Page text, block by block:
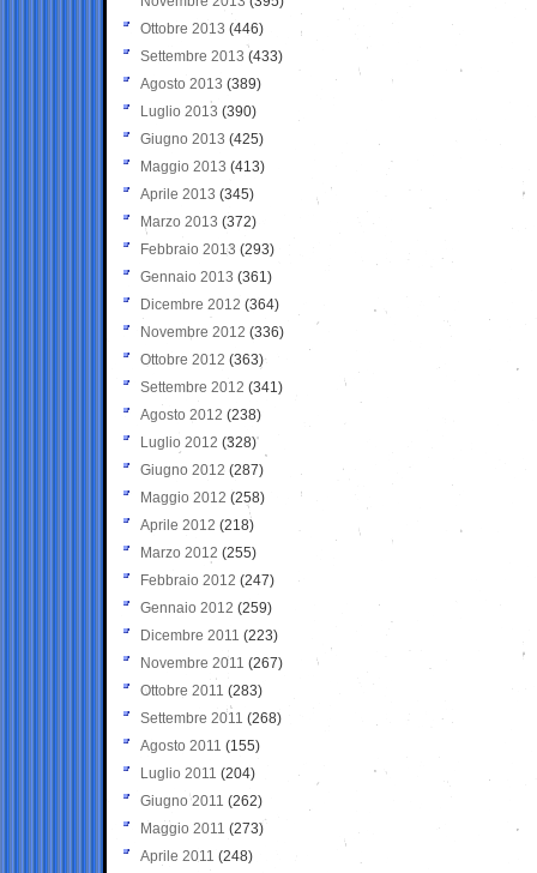
Ottobre 2013 (446)
Settembre 2013 (433)
Agosto 2013 (389)
Luglio 2013 (390)
Giugno 2013 (425)
Maggio 2013 (413)
Aprile 2013 (345)
Marzo 2013 (372)
Febbraio 2013 (293)
Gennaio 2013 (361)
Dicembre 2012 (364)
Novembre 2012 (336)
Ottobre 2012 (363)
Settembre 2012 (341)
Agosto 2012 (238)
Luglio 2012 (328)
Giugno 2012 (287)
Maggio 2012 (258)
Aprile 2012 (218)
Marzo 2012 (255)
Febbraio 2012 (247)
Gennaio 2012 (259)
Dicembre 2011 (223)
Novembre 2011 (267)
Ottobre 2011 (283)
Settembre 2011 (268)
Agosto 2011 (155)
Luglio 2011 (204)
Giugno 2011 (262)
Maggio 2011 (273)
Aprile 2011 (248)